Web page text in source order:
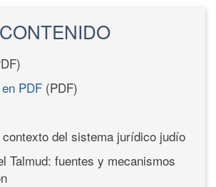
CONTENIDO
PDF (PDF)
contexto del sistema jurídico judío
Talmud: fuentes y mecanismos